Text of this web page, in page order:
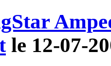
le 12-07-